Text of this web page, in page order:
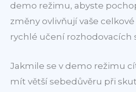
demo režimu, abyste
změny ovlivňují vaše
rychlé učení rozhodovacích
Jakmile se v demo režimu
mít větší sebedůvěru při